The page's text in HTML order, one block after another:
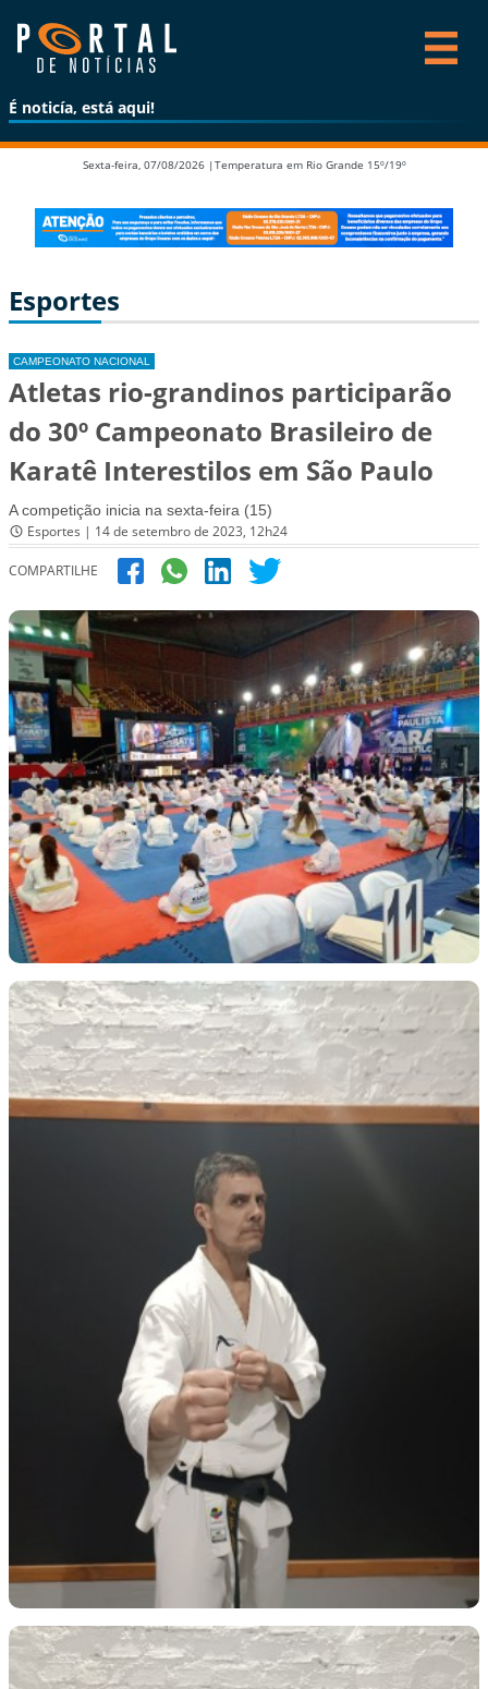
É noticía, está aqui!
Sexta-feira, 07/08/2026 | Temperatura em Rio Grande 15º/19º
Esportes
CAMPEONATO NACIONAL
Atletas rio-grandinos participarão
do 30º Campeonato Brasileiro de
Karatê Interestilos em São Paulo
A competição inicia na sexta-feira (15)
Esportes | 14 de setembro de 2023, 12h24
COMPARTILHE